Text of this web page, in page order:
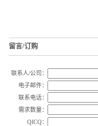
留言/订购
联系人/公司：
电子邮件：
联系电话：
需求数量：
QICQ：